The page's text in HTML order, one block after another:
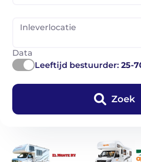
Inleverlocatie
Data
Leeftijd bestuurder: 25-
Zoek